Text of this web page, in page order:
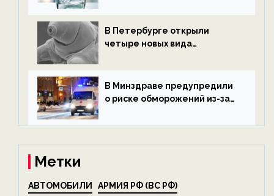
В Петербурге открыли
четыре новых вида
экологии на ECOportal
В Минздраве предупредили
о риске обморожений из-за
на ECOportal
Метки
АВТОМОБИЛИ АРМИЯ РФ (ВС РФ)